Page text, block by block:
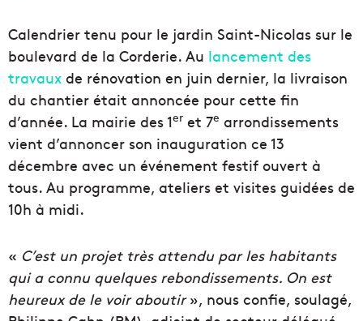
Calendrier tenu pour le jardin Saint-Nicolas sur le
boulevard de la Corderie. Au lancement des
travaux de rénovation en juin dernier, la livraison
du chantier était annoncée pour cette fin
d’année. La mairie des 1er et 7e arrondissements
vient d’annoncer son inauguration ce 13
décembre avec un événement festif ouvert à
tous. Au programme, ateliers et visites guidées de
10h à midi.
« C’est un projet très attendu par les habitants
qui a connu quelques rebondissements. On est
heureux de le voir aboutir», nous confie, soulagé,